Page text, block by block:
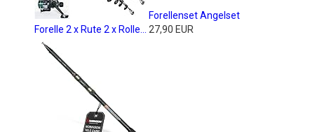
Forellenset Angelset
Forelle 2 x Rute 2 x Rolle...
27,90 EUR